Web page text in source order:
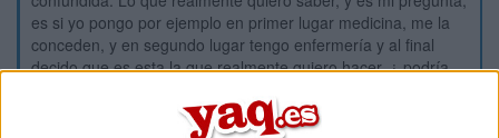
es si yo pongo por ejemplo en primer lugar medicina, me la
conceden, y en segundo lugar tengo enfermería y al final
decido que es esta la que realmente quiero hacer, ¿ podría
o volvería a entrar en una lista de espera aún habiendo gente
con plaza y menos nota que la mia ? Estoy muy liada la